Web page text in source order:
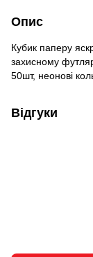
Опис
Кубик паперу
захисному
50шт, неонові
Відгуки